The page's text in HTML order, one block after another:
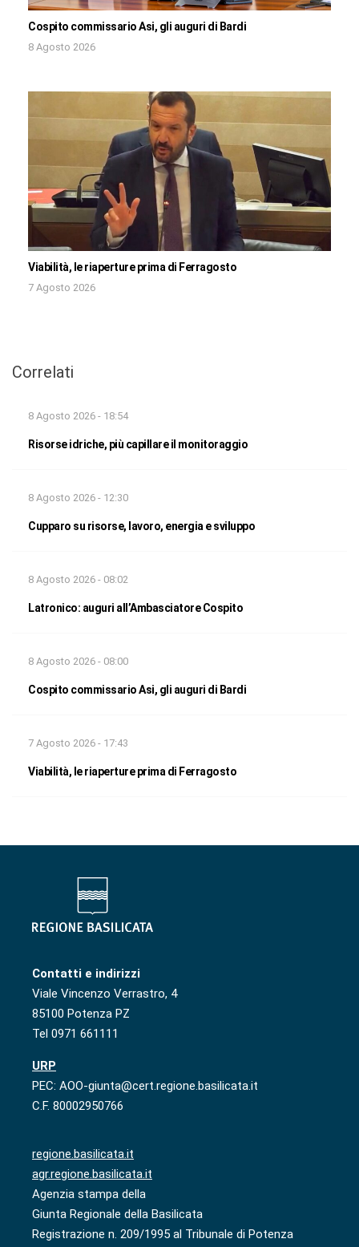
Cospito commissario Asi, gli auguri di Bardi
8 Agosto 2026
Viabilità, le riaperture prima di Ferragosto
7 Agosto 2026
Correlati
8 Agosto 2026 - 18:54
Risorse idriche, più capillare il monitoraggio
8 Agosto 2026 - 12:30
Cupparo su risorse, lavoro, energia e sviluppo
8 Agosto 2026 - 08:02
Latronico: auguri all’Ambasciatore Cospito
8 Agosto 2026 - 08:00
Cospito commissario Asi, gli auguri di Bardi
7 Agosto 2026 - 17:43
Viabilità, le riaperture prima di Ferragosto
Contatti e indirizzi
Viale Vincenzo Verrastro, 4
85100 Potenza PZ
Tel 0971 661111
URP
PEC: AOO-giunta@cert.regione.basilicata.it
C.F. 80002950766
regione.basilicata.it
agr.regione.basilicata.it
Agenzia stampa della
Giunta Regionale della Basilicata
Registrazione n. 209/1995 al Tribunale di Potenza